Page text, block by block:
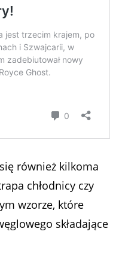
również kilkoma
chłodnicy czy
wzorze, które
składające